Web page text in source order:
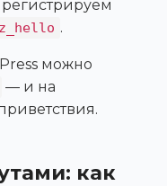
регистрируем
.
можно
— и на
как